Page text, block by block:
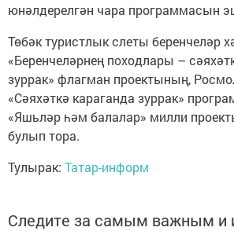
юнәлдерелгән чара программасын
Төбәк туристлык слеты беренчеләр
«Беренчеләрнең походлары –
зуррак» флагман проектының,
«Сәяхәткә караганда зуррак»
«Яшьләр һәм балалар» милли
булып тора.
Тулырак: Татар-информ
Следите за самым важным и